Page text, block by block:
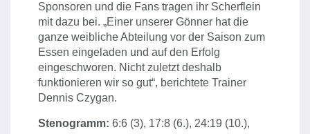
Sponsoren und die Fans tragen ihr Scherflein
mit dazu bei. „Einer unserer Gönner hat die
ganze weibliche Abteilung vor der Saison zum
Essen eingeladen und auf den Erfolg
eingeschworen. Nicht zuletzt deshalb
funktionieren wir so gut“, berichtete Trainer
Dennis Czygan.
Stenogramm: 6:6 (3), 17:8 (6.), 24:19 (10.),